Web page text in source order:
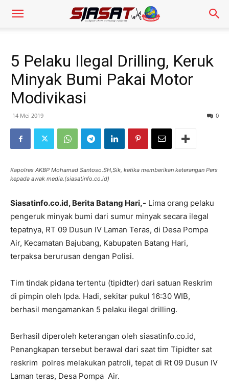
5 Pelaku Ilegal Drilling, Keruk
Minyak Bumi Pakai Motor
Modivikasi
14 Mei 2019 0
Kapolres AKBP Mohamad Santoso.SH,Sik, ketika memberikan keterangan Pers
kepada awak media.(siasatinfo.co.id)
Siasatinfo.co.id, Berita Batang Hari,- Lima orang pelaku
pengeruk minyak bumi dari sumur minyak secara ilegal
tepatnya, RT 09 Dusun IV Laman Teras, di Desa Pompa
Air, Kecamatan Bajubang, Kabupaten Batang Hari,
terpaksa berurusan dengan Polisi.
Tim tindak pidana tertentu (tipidter) dari satuan Reskrim
di pimpin oleh Ipda. Hadi, sekitar pukul 16:30 WIB,
berhasil mengamankan 5 pelaku ilegal drilling.
Berhasil diperoleh keterangan oleh siasatinfo.co.id,
Penangkapan tersebut berawal dari saat tim Tipidter sat
reskrim polres melakukan patroli, tepat di Rt 09 Dusun IV
Laman teras, Desa Pompa Air.